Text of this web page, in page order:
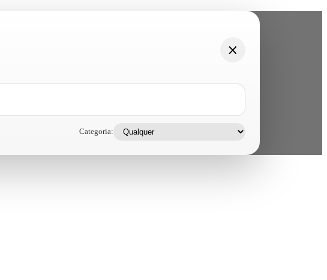
Categoria: